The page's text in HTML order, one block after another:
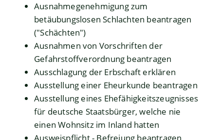
Ausnahmegenehmigung zum
betäubungslosen Schlachten beantragen
("Schächten")
Ausnahmen von Vorschriften der
Gefahrstoffverordnung beantragen
Ausschlagung der Erbschaft erklären
Ausstellung einer Eheurkunde beantragen
Ausstellung eines Ehefähigkeitszeugnisses
für deutsche Staatsbürger, welche nie
einen Wohnsitz im Inland hatten